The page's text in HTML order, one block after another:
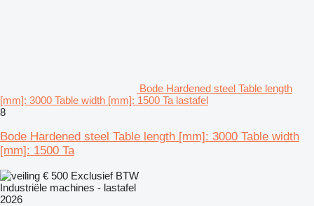
Bode Hardened steel Table length
[mm]: 3000 Table width [mm]: 1500 Ta lastafel
8
Bode Hardened steel Table length [mm]: 3000 Table width
[mm]: 1500 Ta
€ 500 Exclusief BTW
Industriële machines - lastafel
2026